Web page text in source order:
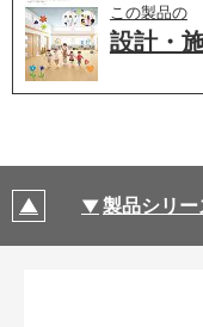
この製品の
設計・
製品シリ